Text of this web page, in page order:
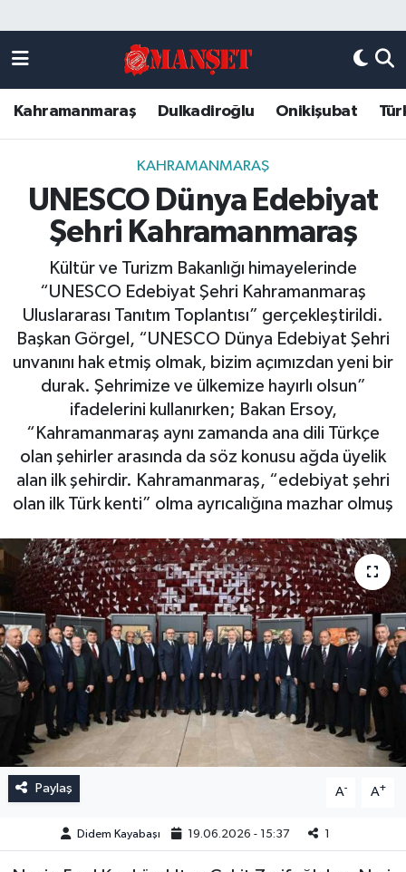
Kahramanmaraş Dulkadiroğlu Onikişubat
KAHRAMANMARAŞ
UNESCO Dünya Edebiyat
Şehri Kahramanmaraş
Kültür ve Turizm Bakanlığı himayelerinde
“UNESCO Edebiyat Şehri Kahramanmaraş
Uluslararası Tanıtım Toplantısı” gerçekleştirildi.
Başkan Görgel, “UNESCO Dünya Edebiyat Şehri
unvanını hak etmiş olmak, bizim açımızdan yeni bir
durak. Şehrimize ve ülkemize hayırlı olsun”
ifadelerini kullanırken; Bakan Ersoy,
“Kahramanmaraş aynı zamanda ana dili Türkçe
olan şehirler arasında da söz konusu ağda üyelik
alan ilk şehirdir. Kahramanmaraş, “edebiyat şehri
olan ilk Türk kenti” olma ayrıcalığına mazhar olmuş
Paylaş A- A+
Didem Kayabaşı 19.06.2026 - 15:37 1
DULKADİROĞLU
KAHRAMANMARAŞ
ONİKİŞUBAT
Künye
Kahramanmaraş Nöbetçi Eczaneler
Kahramanmaraş Hava Durumu
Kahramanmaraş Trafik Yoğunluk Haritası
Süper Lig Puan Durumu ve Fikstür
Son Dakika Haberleri
Haber Arşivi